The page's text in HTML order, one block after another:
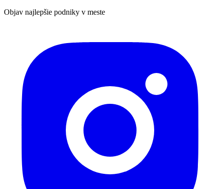
Objav najlepšie podniky v meste